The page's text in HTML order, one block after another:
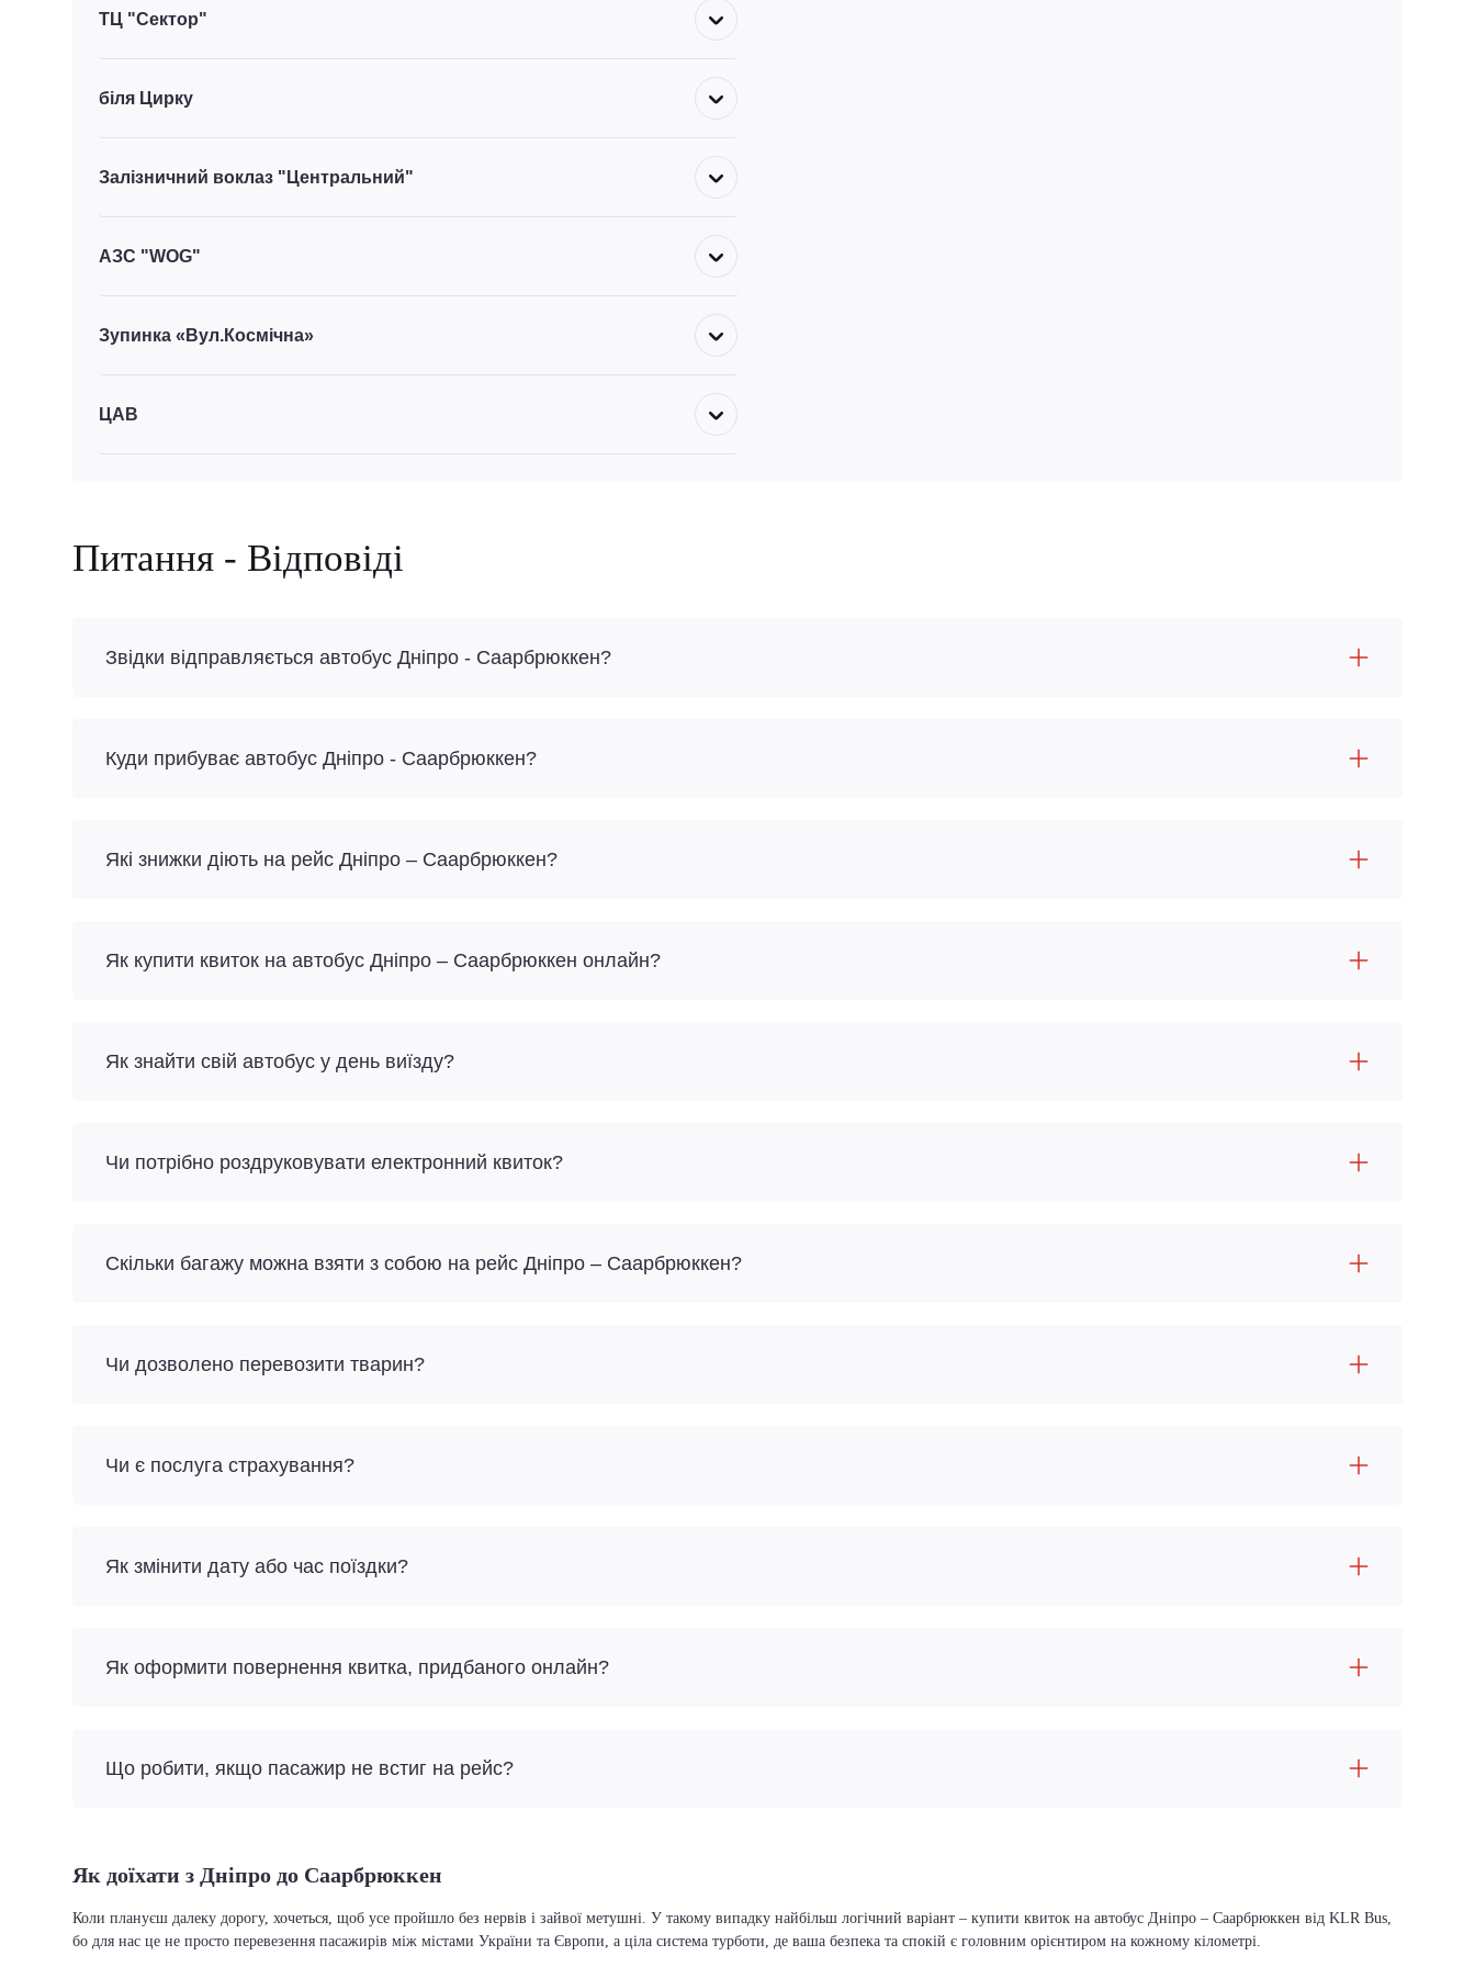
ТЦ "Сектор"
біля Цирку
Залізничний воклаз "Центральний"
АЗС "WOG"
Зупинка «Вул.Космічна»
ЦАВ
Питання - Відповіді
Звідки відправляється автобус Дніпро - Саарбрюккен?
Куди прибуває автобус Дніпро - Саарбрюккен?
Які знижки діють на рейс Дніпро – Саарбрюккен?
Як купити квиток на автобус Дніпро – Саарбрюккен онлайн?
Як знайти свій автобус у день виїзду?
Чи потрібно роздруковувати електронний квиток?
Скільки багажу можна взяти з собою на рейс Дніпро – Саарбрюккен?
Чи дозволено перевозити тварин?
Чи є послуга страхування?
Як змінити дату або час поїздки?
Як оформити повернення квитка, придбаного онлайн?
Що робити, якщо пасажир не встиг на рейс?
Як доїхати з Дніпро до Саарбрюккен
Коли плануєш далеку дорогу, хочеться, щоб усе пройшло без нервів і зайвої метушні. У такому випадку найбільш логічний варіант – купити квиток на автобус Дніпро – Саарбрюккен від KLR Bus,
бо для нас це не просто перевезення пасажирів між містами України та Європи, а ціла система турботи, де ваша безпека та спокій є головним орієнтиром на кожному кілометрі.